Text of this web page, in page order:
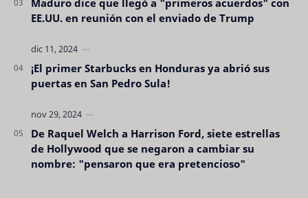
Maduro dice que llegó a "primeros acuerdos" con
EE.UU. en reunión con el enviado de Trump
¡El primer Starbucks en Honduras ya abrió sus
puertas en San Pedro Sula!
De Raquel Welch a Harrison Ford, siete estrellas
de Hollywood que se negaron a cambiar su
nombre: "pensaron que era pretencioso"